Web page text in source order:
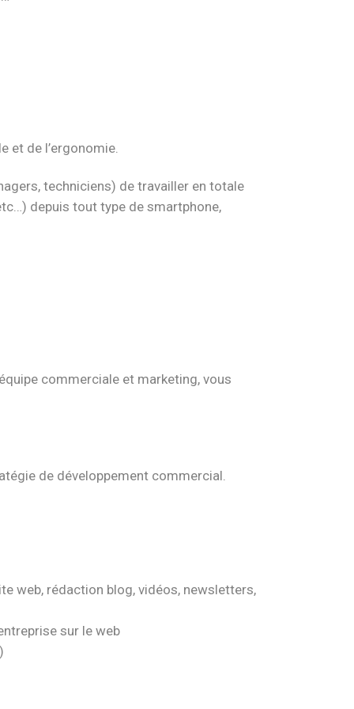
et de l’ergonomie.
techniciens) de travailler en totale
depuis tout type de smartphone,
commerciale et marketing, vous
de développement commercial.
web, rédaction blog, vidéos, newsletters,
sur le web